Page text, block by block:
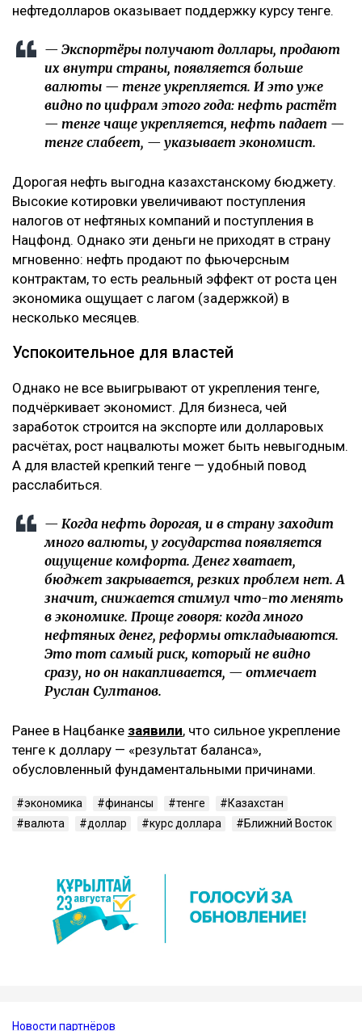
нефтедолларов оказывает поддержку курсу тенге.
— Экспортёры получают доллары, продают
их внутри страны, появляется больше
валюты — тенге укрепляется. И это уже
видно по цифрам этого года: нефть растёт
— тенге чаще укрепляется, нефть падает —
тенге слабеет, — указывает экономист.
Дорогая нефть выгодна казахстанскому бюджету.
Высокие котировки увеличивают поступления
налогов от нефтяных компаний и поступления в
Нацфонд. Однако эти деньги не приходят в страну
мгновенно: нефть продают по фьючерсным
контрактам, то есть реальный эффект от роста цен
экономика ощущает с лагом (задержкой) в
несколько месяцев.
Успокоительное для властей
Однако не все выигрывают от укрепления тенге,
подчёркивает экономист. Для бизнеса, чей
заработок строится на экспорте или долларовых
расчётах, рост нацвалюты может быть невыгодным.
А для властей крепкий тенге — удобный повод
расслабиться.
— Когда нефть дорогая, и в страну заходит
много валюты, у государства появляется
ощущение комфорта. Денег хватает,
бюджет закрывается, резких проблем нет. А
значит, снижается стимул что-то менять
в экономике. Проще говоря: когда много
нефтяных денег, реформы откладываются.
Это тот самый риск, который не видно
сразу, но он накапливается, — отмечает
Руслан Султанов.
Ранее в Нацбанке заявили, что сильное укрепление
тенге к доллару — «результат баланса»,
обусловленный фундаментальными причинами.
экономика финансы тенге
Казахстан
валюта
доллар курс доллара Ближний Восток